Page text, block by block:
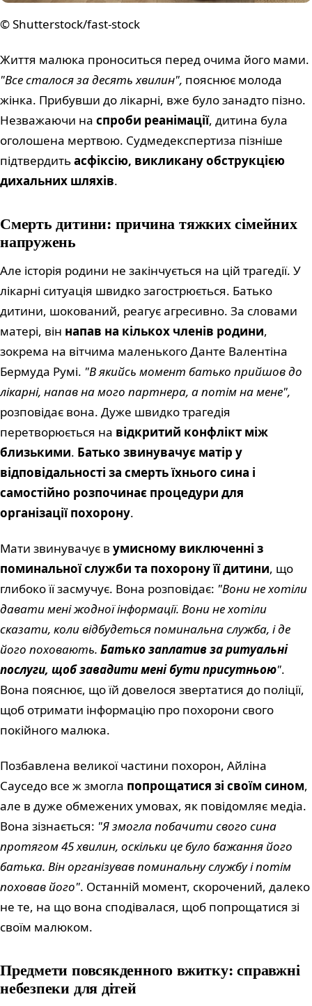
© Shutterstock/fast-stock
Життя малюка проноситься перед очима його мами.
"Все сталося за десять хвилин", пояснює молода
жінка. Прибувши до лікарні, вже було занадто пізно.
Незважаючи на спроби реанімації, дитина була
оголошена мертвою. Судмедекспертиза пізніше
підтвердитьасфіксію, викликану обструкцією
дихальних шляхів.
Смерть дитини: причина тяжких сімейних
напружень
Але історія родини не закінчується на цій трагедії. У
лікарні ситуація швидко загострюється. Батько
дитини, шокований, реагує агресивно. За словами
матері, він напав на кількох членів родини,
зокрема на вітчима маленького Данте Валентіна
Бермуда Румі. "В якийсь момент батько прийшов до
лікарні, напав на мого партнера, а потім на мене",
розповідає вона. Дуже швидко трагедія
перетворюється на відкритий конфлікт між
близькими. Батько звинувачує матір у
відповідальності за смерть їхнього сина і
самостійно розпочинає процедури для
організації похорону.
Мати звинувачує в умисному виключенні з
поминальної служби та похорону її дитини, що
глибоко її засмучує. Вона розповідає: "Вони не хотіли
давати мені жодної інформації. Вони не хотіли
сказати, коли відбудеться поминальна служба, і де
його поховають. Батько заплатив за ритуальні
послуги, щоб завадити мені бути присутньою".
Вона пояснює, що їй довелося звертатися до поліції,
щоб отримати інформацію про похорони свого
покійного малюка.
Позбавлена великої частини похорон, Айліна
Сауседо все ж змогла попрощатися зі своїм сином,
але в дуже обмежених умовах, як повідомляє медіа.
Вона зізнається: "Я змогла побачити свого сина
протягом 45 хвилин, оскільки це було бажання його
батька. Він організував поминальну службу і потім
поховав його". Останній момент, скорочений, далеко
не те, на що вона сподівалася, щоб попрощатися зі
своїм малюком.
Предмети повсякденного вжитку: справжні
небезпеки для дітей